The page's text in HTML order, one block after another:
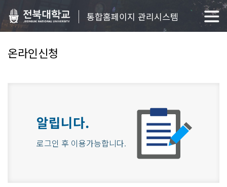
통합홈페이지 관리시스템
온라인신청
알립니다.
로그인 후 이용가능합니다.